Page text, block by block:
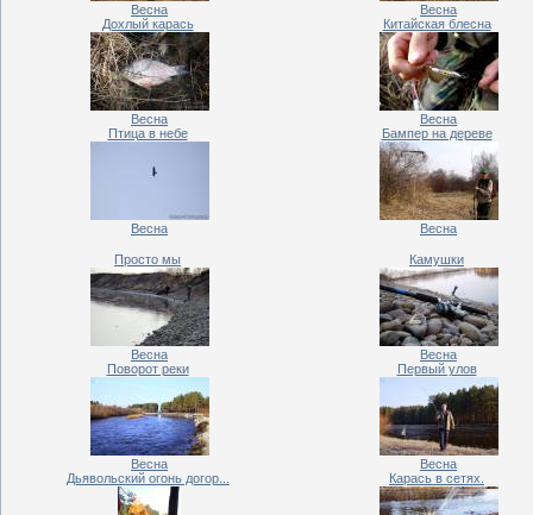
Весна
Весна
Дохлый карась
Весна
Китайская блесна
Весна
Птица в небе
Весна
Бампер на дереве
Весна
Просто мы
Весна
Камушки
Весна
Поворот реки
Весна
Первый улов
Весна
Дьявольский огонь догор...
Карась в сетях.